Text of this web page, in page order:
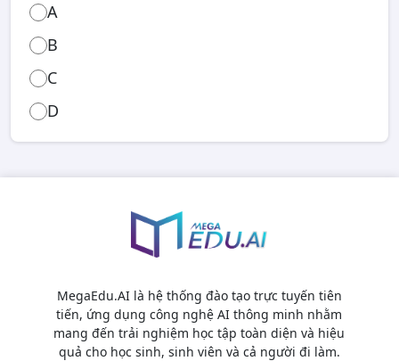
A
B
C
D
MegaEdu.AI là hệ thống đào tạo trực tuyến tiên
tiến, ứng dụng công nghệ AI thông minh nhằm
mang đến trải nghiệm học tập toàn diện và hiệu
quả cho học sinh, sinh viên và cả người đi làm.